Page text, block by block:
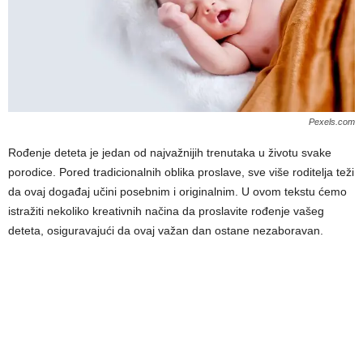
Pexels.com
Rođenje deteta je jedan od najvažnijih trenutaka u životu svake
porodice. Pored tradicionalnih oblika proslave, sve više roditelja teži
da ovaj događaj učini posebnim i originalnim. U ovom tekstu ćemo
istražiti nekoliko kreativnih načina da proslavite rođenje vašeg
deteta, osiguravajući da ovaj važan dan ostane nezaboravan.